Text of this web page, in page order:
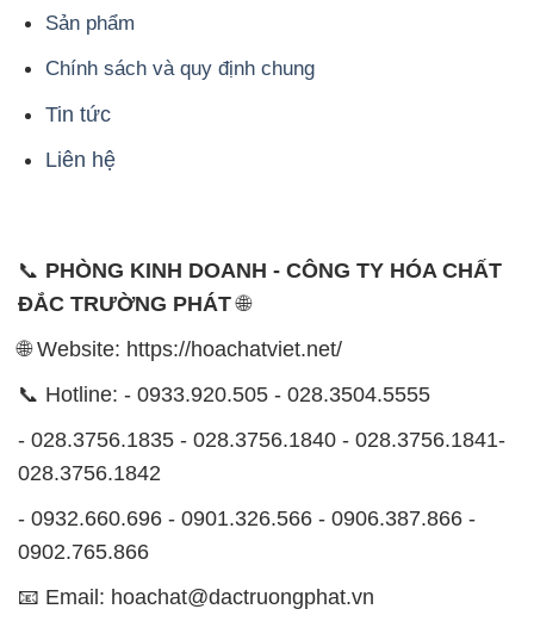
Liên hệ
📞
PHÒNG KINH DOANH - CÔNG TY HÓA CHẤT
ĐẮC TRƯỜNG PHÁT
- 028.3756.1835 - 028.3756.1840 - 028.3756.1841-
0902.765.866
📧 Email: hoachat@dactruongphat.vn
ĐỊA CHỈ
1229C Quốc lộ 1A, Phường Bình Trị Đông B,
Quận Bình Tân, TP. Hồ Chí Minh